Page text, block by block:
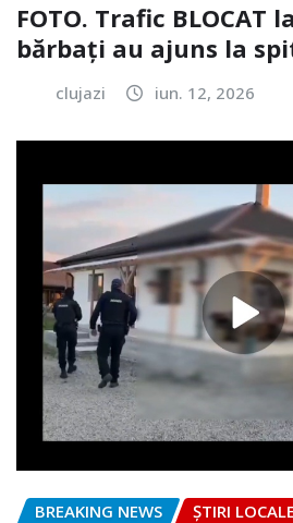
FOTO. Trafic BLOCAT
bărbați au ajuns la
clujazi iun. 12, 2026
BREAKING NEWS ȘTIRI LOCALE